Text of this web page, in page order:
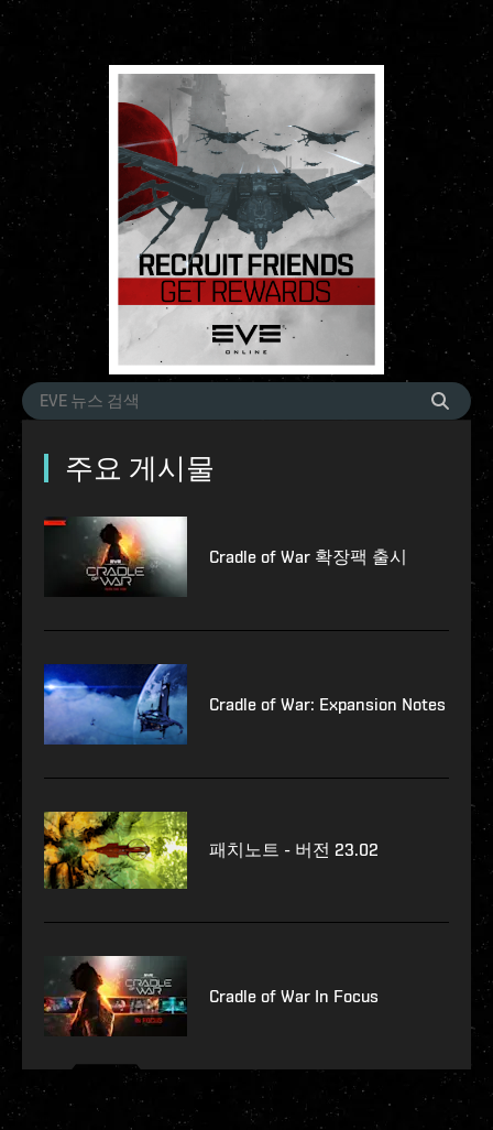
주요 게시물
Cradle of War 확장팩 출시
Cradle of War: Expansion Notes
패치노트 - 버전 23.02
Cradle of War In Focus